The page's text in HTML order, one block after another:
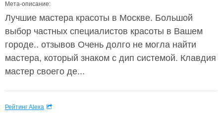
Мета-описание:
Лучшие мастера красоты в Москве. Большой
выбор частных специалистов красоты в Вашем
городе.. отзывов Очень долго не могла найти
мастера, который знаком с дип системой. Клавдия
мастер своего де...
Рейтинг Alexa